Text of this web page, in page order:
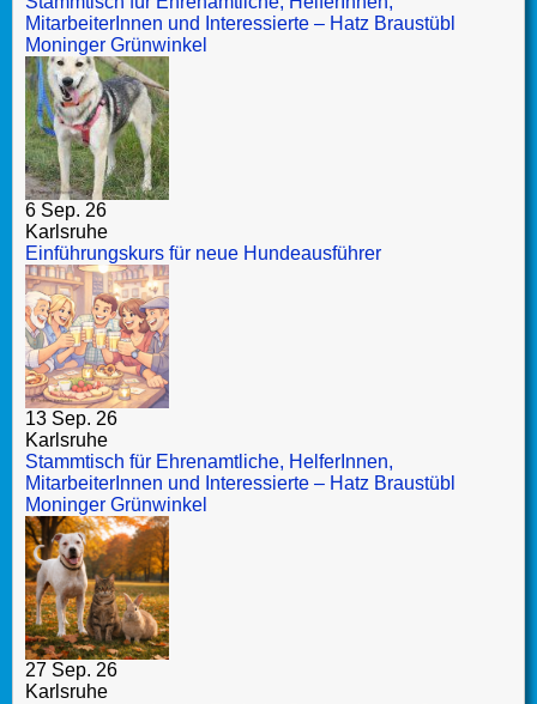
MitarbeiterInnen und Interessierte – Hatz Braustübl
Moninger Grünwinkel
6 Sep. 26
Karlsruhe
Einführungskurs für neue Hundeausführer
13 Sep. 26
Karlsruhe
Stammtisch für Ehrenamtliche, HelferInnen,
MitarbeiterInnen und Interessierte – Hatz Braustübl
Moninger Grünwinkel
27 Sep. 26
Karlsruhe